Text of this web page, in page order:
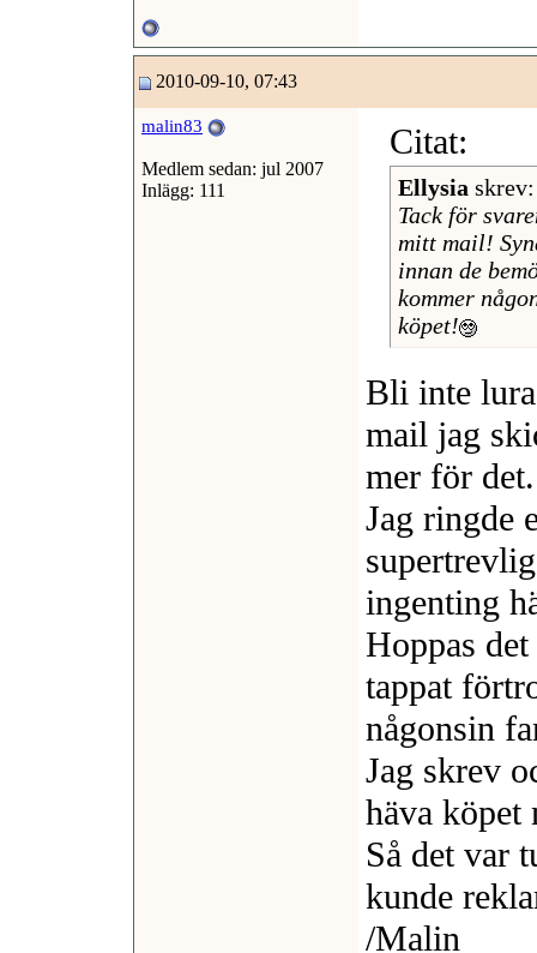
2010-09-10, 07:43
malin83
Medlem sedan: jul 2007
Inlägg: 111
Citat:
Ellysia
Tack för
mitt mail!
innan de
kommer
köpet!
Bli inte
mail jag
mer för det.
Jag ringde
ingenting
Hoppas
tappat
någonsin
Jag skrev
häva köpet
Så det var
kunde
/Malin